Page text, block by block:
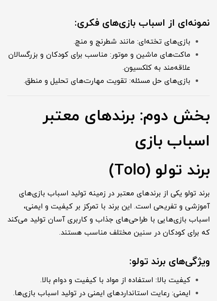
نمونه‌ای از اسباب بازی‌های فکری:
بازی‌های تخته‌ای: مانند شطرنج و منچ.
ماکت‌های ماشین و موتور: مناسب برای کودکان و بزرگسالان
علاقه‌مند به کلکسیون.
بازی‌های حل مسئله: تقویت مهارت‌های تحلیل و منطق.
بخش دوم: برندهای معتبر
اسباب بازی
برند تولو (Tolo)
برند تولو یکی از برندهای معتبر در زمینه تولید اسباب بازی‌های
آموزشی و تفریحی است. این برند با تمرکز بر کیفیت و ایمنی،
اسباب بازی‌هایی با طراحی‌های جذاب و کاربری آسان تولید می‌کند
که برای کودکان در سنین مختلف مناسب هستند.
ویژگی‌های برند تولو:
کیفیت بالا: استفاده از مواد با کیفیت و دوام بالا.
ایمنی: رعایت استانداردهای ایمنی در تولید اسباب بازی‌ها.